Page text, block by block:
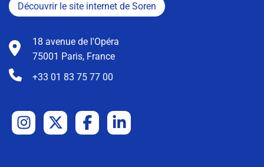
Découvrir le site internet de Soren
18 avenue de l'Opéra
75001 Paris, France
+33 01 83 75 77 00